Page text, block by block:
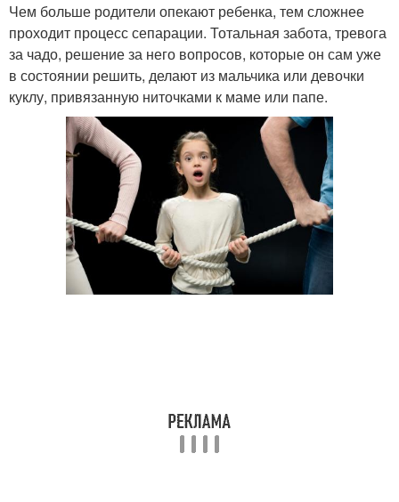
Чем больше родители опекают ребенка, тем сложнее
проходит процесс сепарации. Тотальная забота, тревога
за чадо, решение за него вопросов, которые он сам уже
в состоянии решить, делают из мальчика или девочки
куклу, привязанную ниточками к маме или папе.